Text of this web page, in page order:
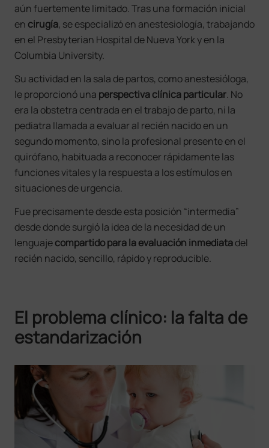
aún fuertemente limitado. Tras una formación inicial
en cirugía, se especializó en anestesiología, trabajando
en el Presbyterian Hospital de Nueva York y en la
Columbia University.
Su actividad en la sala de partos, como anestesióloga,
le proporcionó una perspectiva clínica particular. No
era la obstetra centrada en el trabajo de parto, ni la
pediatra llamada a evaluar al recién nacido en un
segundo momento, sino la profesional presente en el
quirófano, habituada a reconocer rápidamente las
funciones vitales y la respuesta a los estímulos en
situaciones de urgencia.
Fue precisamente desde esta posición “intermedia”
desde donde surgió la idea de la necesidad de un
lenguajecompartido para la evaluación inmediatadel
recién nacido, sencillo, rápido y reproducible.
El problema clínico: la falta de
estandarización